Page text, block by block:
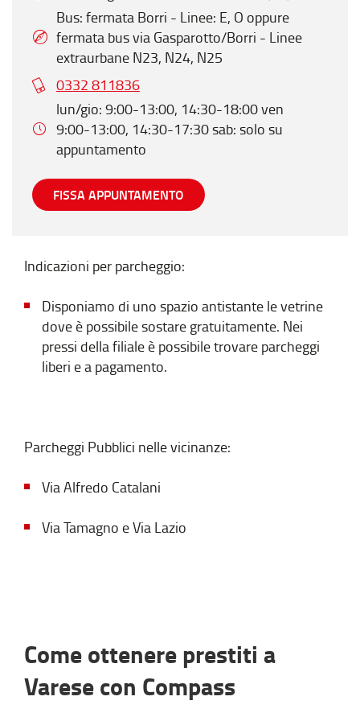
Bus: fermata Borri - Linee: E, O oppure
fermata bus via Gasparotto/Borri - Linee
extraurbane N23, N24, N25
0332 811836
lun/gio: 9:00-13:00, 14:30-18:00 ven
9:00-13:00, 14:30-17:30 sab: solo su
appuntamento
FISSA APPUNTAMENTO
Indicazioni per parcheggio:
Disponiamo di uno spazio antistante le vetrine
dove è possibile sostare gratuitamente. Nei
pressi della filiale è possibile trovare parcheggi
liberi e a pagamento.
Parcheggi Pubblici nelle vicinanze:
Via Alfredo Catalani
Via Tamagno e Via Lazio
Come ottenere prestiti a
Varese con Compass